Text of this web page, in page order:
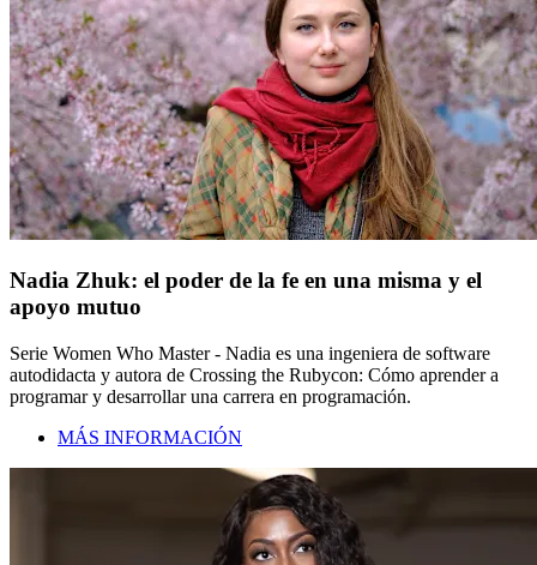
Nadia Zhuk: el poder de la fe en una misma y el
apoyo mutuo
Serie Women Who Master - Nadia es una ingeniera de software
autodidacta y autora de Crossing the Rubycon: Cómo aprender a
programar y desarrollar una carrera en programación.
MÁS INFORMACIÓN